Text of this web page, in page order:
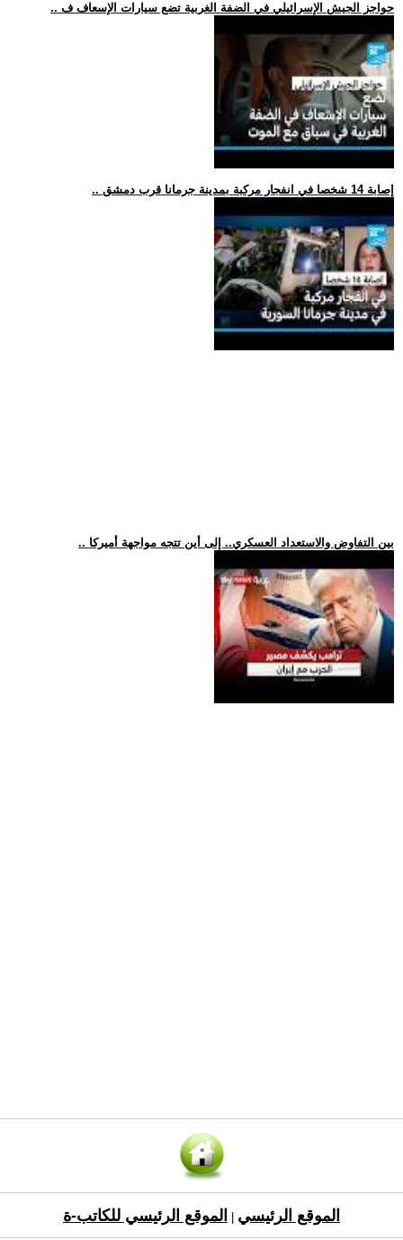
.. حواجز الجيش الإسرائيلي في الضفة الغربية تضع سيارات الإسعاف ف
.. إصابة 14 شخصا في انفجار مركبة بمدينة جرمانا قرب دمشق
.. بين التفاوض والاستعداد العسكري.. إلى أين تتجه مواجهة أميركا
الموقع الرئيسي الموقع الرئيسي للكاتب-ة